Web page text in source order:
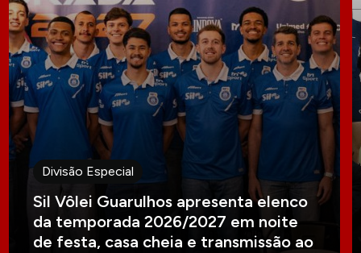
Divisão Especial
Sil Vôlei Guarulhos apresenta elenco
da temporada 2026/2027 em noite
de festa, casa cheia e transmissão ao